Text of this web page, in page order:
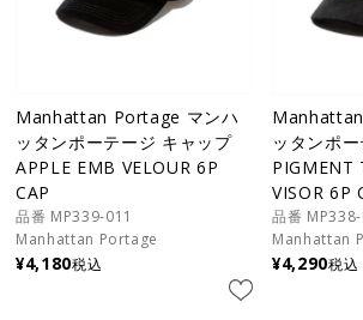
Manhattan Portage マンハ
ッタンポーテージ キャップ
APPLE EMB VELOUR 6P
CAP
品番 MP339-011
Manhattan Portage
¥4,180税込
ッタンポ
PIGMENT
VISOR 6P
品番
Manhattan
¥4,290税込